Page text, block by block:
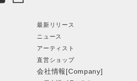
最新リリース
ニュース
アーティスト
直営ショップ
会社情報[Company]